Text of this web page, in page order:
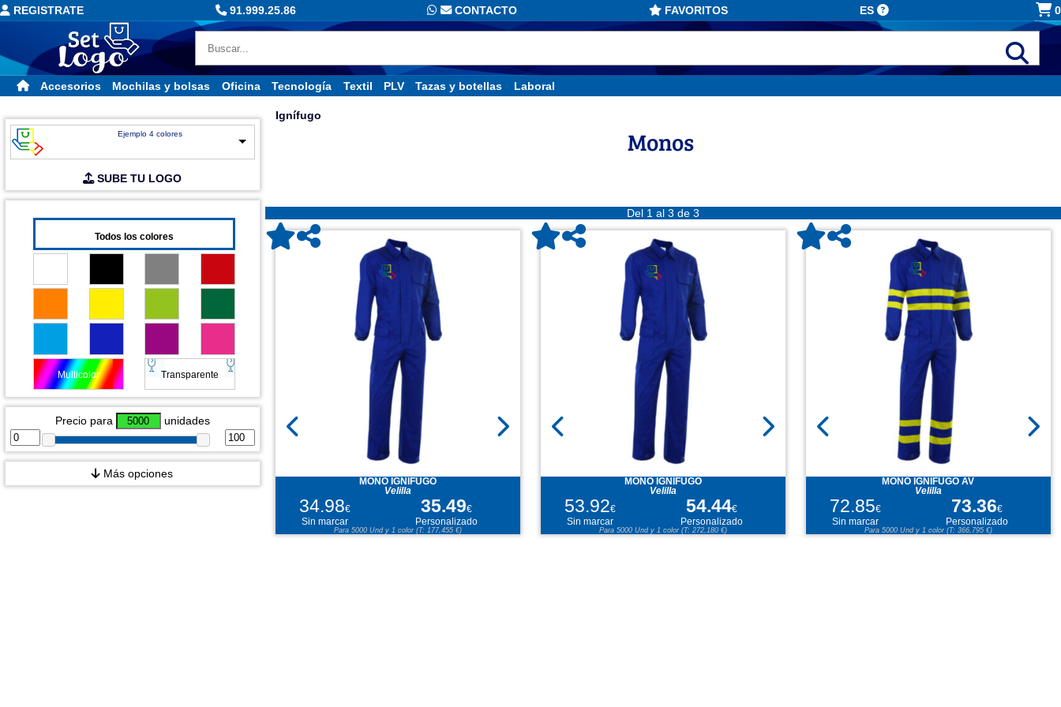
REGISTRATE 91.999.25.86 CONTACTO FAVORITOS ES 0
Accesorios Mochilas y bolsas Oficina Tecnología Textil PLV Tazas y botellas Laboral
Ejemplo 4 colores
SUBE TU LOGO
Todos los colores
Multicolor Transparente
Precio para unidades
Más opciones
Ignífugo
Monos
Del 1 al 3 de 3
MONO IGNÍFUGO
Velilla
34.98€ 35.49€
Sin marcar
Personalizado
Para 5000 Und y 1 color (T: 177,455 €)
MONO IGNÍFUGO
Velilla
53.92€ 54.44€
Sin marcar
Personalizado
Para 5000 Und y 1 color (T: 272,180 €)
MONO IGNÍFUGO AV
Velilla
72.85€ 73.36€
Sin marcar
Personalizado
Para 5000 Und y 1 color (T: 366,795 €)